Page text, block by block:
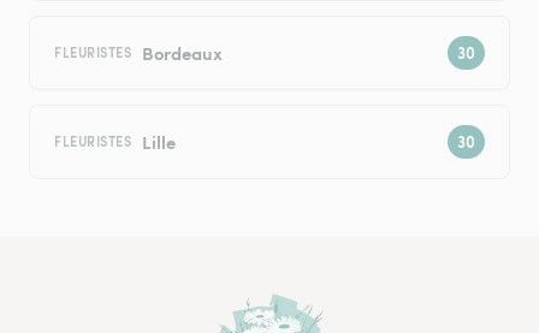
FLEURISTES Bordeaux
FLEURISTES Lille